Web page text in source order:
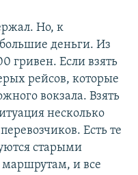
Но, к
деньги. Из
гривен. Если взять
рейсов, которые
вокзала. Взять
несколько
Есть те
старыми
маршрутам, и все